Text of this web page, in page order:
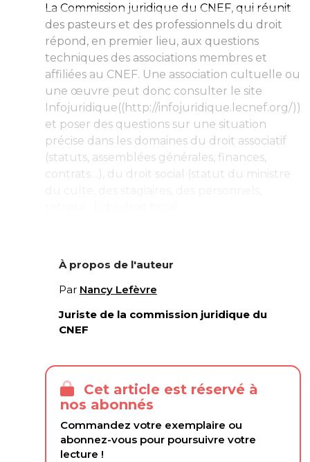
La Commission juridique du CNEF, qui réunit
des pasteurs et des professionnels du droit
répond, en premier lieu, aux questions
techniques des associations membres et
affiliées au CNEF. Une association cultuelle ou
une œuvre peut donc consulter le site
Infojuridique((http://infojuridique.lecnef.org/))
et poser des questions sur une situation
précise dans les domaines du droit associatif
(statuts, assemblées générales, finances,
contrats…), du droit social (statut du ministre
À propos de l'auteur
Par Nancy Lefèvre
Juriste de la commission juridique du
CNEF
Cet article est réservé à
nos abonnés
Commandez votre exemplaire ou
abonnez-vous pour poursuivre votre
lecture !